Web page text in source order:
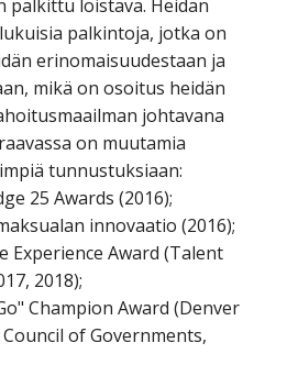
palkittu loistava. Heidän
palkintoja, jotka on
erinomaisuudestaan ja
mikä on osoitus heidän
johtavana
on muutamia
tunnustuksiaan:
25 Awards (2016);
innovaatio (2016);
Experience Award (Talent
2018);
Champion Award (Denver
of Governments,